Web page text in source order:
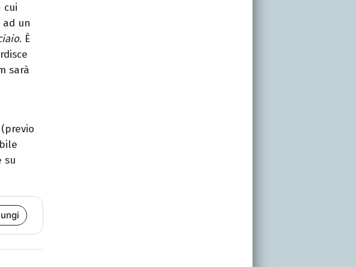
cui
un
. È
sarà
su